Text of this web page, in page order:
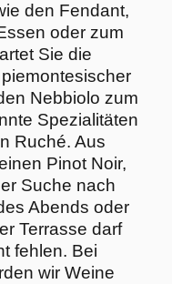
den Fendant,
oder zum
Sie die
Nebbiolo zum
Spezialitäten
Ruché. Aus
Pinot Noir,
Suche nach
Abends oder
Terrasse darf
fehlen. Bei
wir Weine